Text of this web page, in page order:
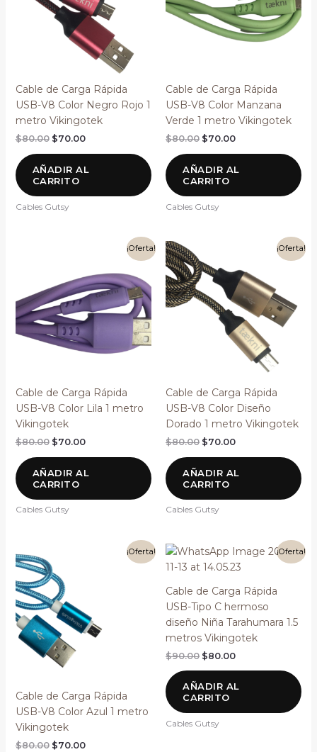
Cable de Carga Rápida
USB-V8 Color Negro Rojo 1
metro Vikingotek
$80.00 $70.00
AÑADIR AL
CARRITO
Cables Gutsy
Cable de Carga Rápida
USB-V8 Color Manzana
Verde 1 metro Vikingotek
$80.00 $70.00
AÑADIR AL
CARRITO
Cables Gutsy
¡Oferta!
Cable de Carga Rápida
USB-V8 Color Lila 1 metro
Vikingotek
$80.00
era:
$80.00.
$70.00
es:
$70.00.
AÑADIR AL
CARRITO
Cables Gutsy
¡Oferta!
Cable de Carga Rápida
USB-V8 Color Diseño
Dorado 1 metro Vikingotek
$80.00
original
era:
$80.00.
$70.00
actual
es:
$70.00.
AÑADIR AL
CARRITO
Cables Gutsy
¡Oferta!
Cable de Carga Rápida
USB-V8 Color Azul 1 metro
Vikingotek
$80.00
original
era:
$80.00.
$70.00
¡Oferta!
Cable de Carga Rápida
USB-Tipo C hermoso
diseño Niña Tarahumara 1.5
metros Vikingotek
$90.00
El
precio
original
$90.00.
$80.00
El
precio
actual
$80.00.
AÑADIR AL
CARRITO
Cables Gutsy